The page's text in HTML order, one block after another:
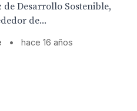
Desarrollo Sostenible,
de...
• hace 16 años